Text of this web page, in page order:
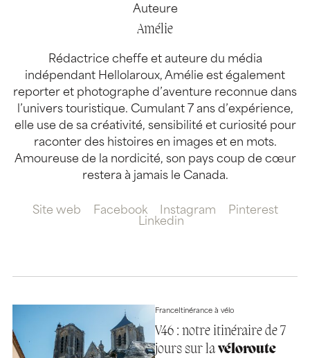
Auteure
Amélie
Rédactrice cheffe et auteure du média
indépendant Hellolaroux, Amélie est également
reporter et photographe d’aventure reconnue dans
l’univers touristique. Cumulant 7 ans d’expérience,
elle use de sa créativité, sensibilité et curiosité pour
raconter des histoires en images et en mots.
Amoureuse de la nordicité, son pays coup de cœur
restera à jamais le Canada.
Site web Facebook Instagram
Pinterest
Linkedin
FranceItinérance à vélo
V46 : notre itinéraire de 7
jours sur lavéloroute